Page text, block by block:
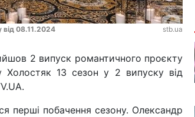
від 08.11.2024 stb.ua
2 випуск романтичного проєкту
13 сезон у 2 випуску від
перші побачення сезону. Олександр